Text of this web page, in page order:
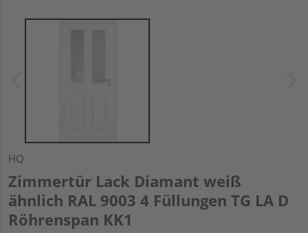
HQ
Zimmertür Lack Diamant weiß
ähnlich RAL 9003 4 Füllungen TG LA D
Röhrenspan KK1